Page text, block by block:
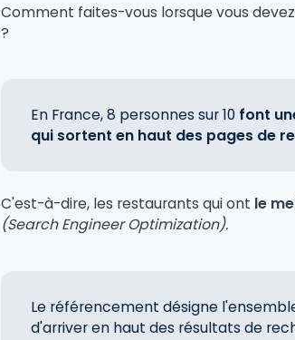
Comment faites-vous lorsque vous
?
En France, 8 personnes sur 10 font
qui sortent en haut des pages de
C'est-à-dire, les restaurants qui ont le
(Search Engineer Optimization).
Le référencement désigne
d'arriver en haut des résultats de